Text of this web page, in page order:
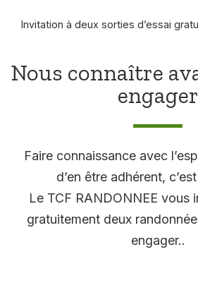
Invitation à deux sorties d’essai
Nous connaître
engager
Faire connaissance avec
d’en être adhérent,
Le TCF RANDONNEE vous
gratuitement deux
engager..